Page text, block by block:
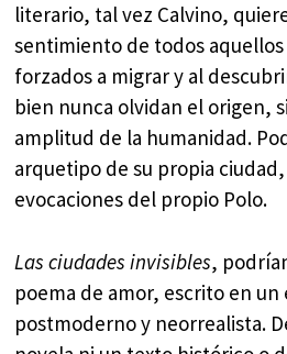
literario, tal vez Calvino,
sentimiento de todos
forzados a migrar y al
bien nunca olvidan el origen,
amplitud de la humanidad.
arquetipo de su propia
evocaciones del propio Polo.
Las ciudades invisibles,
poema de amor, escrito en
postmoderno y neorrealista.